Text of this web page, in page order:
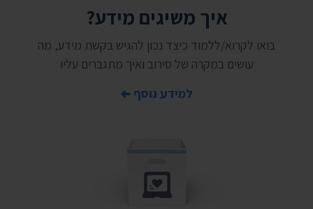
איך משיגים מידע?
בואו לקרוא/ללמוד כיצד נכון להגיש בקשת מידע, מה
עושים במקרה של סירוב ואיך מתגברים עליו
למידע נוסף